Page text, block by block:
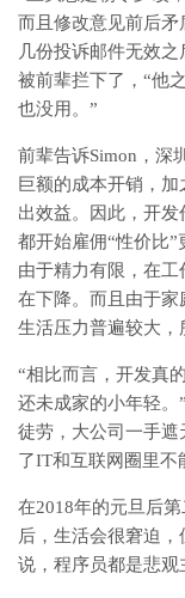
而且修改意见前后矛
几份投诉邮件无效
被前辈拦下了，“他
也没用。”
前辈告诉Simon，深
巨额的成本开销，
出效益。因此，开
都开始雇佣“性价比
由于精力有限，在
在下降。而且由于
生活压力普遍较大，
“相比而言，开发真
还未成家的小年轻。
徒劳，大公司一手
了IT和互联网圈里不
在2018年的元旦后
后，生活会很窘迫
说，程序员都是悲观